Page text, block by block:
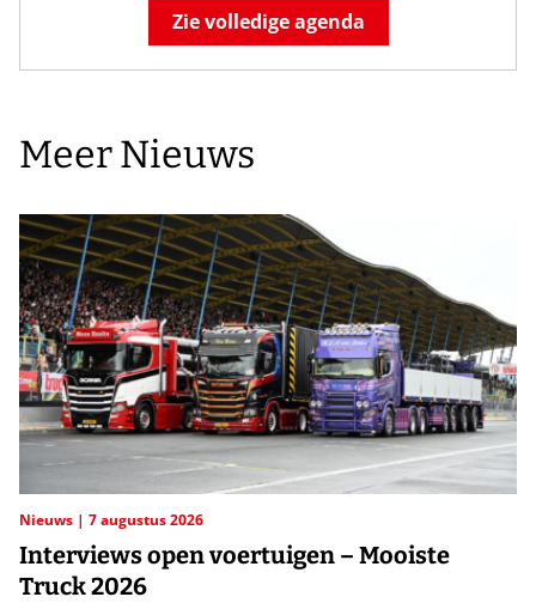
Zie volledige agenda
Meer Nieuws
Nieuws 7 augustus 2026
Interviews open voertuigen – Mooiste
Truck 2026